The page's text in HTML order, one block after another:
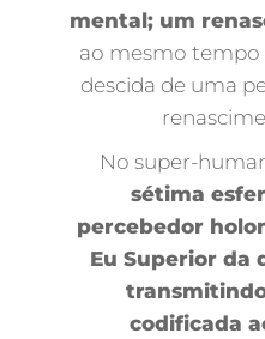
mental; um
ao mesmo tempo
descida de uma
No super-
sétima
percebedor
Eu Superior da
codificada